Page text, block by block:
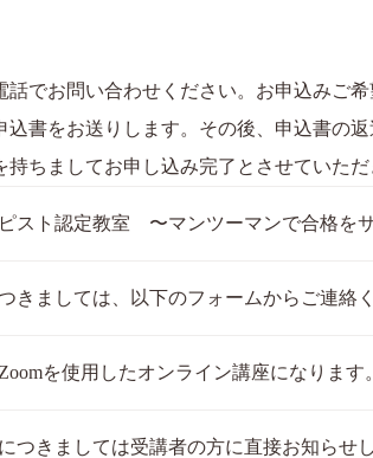
話でお問い合わせください。お申込みご
書をお送りします。その後、申込書の
ちましてお申し込み完了とさせていた
スト認定教室 〜マンツーマンで合格を
きましては、以下のフォームからご連絡
を使用したオンライン講座になります
つきましては受講者の方に直接お知らせ